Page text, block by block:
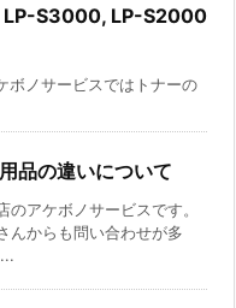
S3000, LP-S2000
ボノサービスではトナーの
品の違いについて
のアケボノサービスです。
んからも問い合わせが多